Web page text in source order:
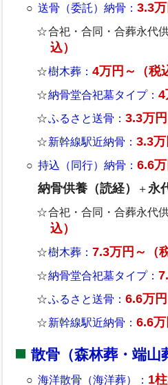
送骨（委託）納骨：3.3万
合祀・合同・合葬永代
込）
樹木葬：4万円～（税
納骨堂合祀墓タイプ：4
ふるさと送骨：3.3万円
新幹線駅近納骨：3.3万
持込（同行）納骨：6.6万
納骨供養（読経）
＋永
合祀・合同・合葬永代
込）
樹木葬：7.3万円～（
納骨堂合祀墓タイプ：
ふるさと送骨：6.6万円
新幹線駅近納骨：6.6万
散骨（森林葬・端山
海洋散骨（海洋葬）： 1